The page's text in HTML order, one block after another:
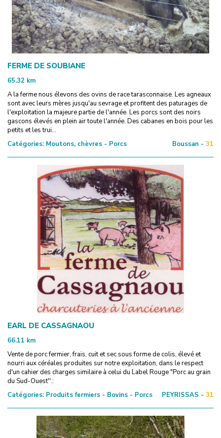
FERME DE SOUBIANE
65.32 km
A la ferme nous élevons des ovins de race tarasconnaise. Les agneaux
sont avec leurs mères jusqu'au sevrage et profitent des paturages de
l'exploitation la majeure partie de l'année. Les porcs sont des noirs
gascons élevés en plein air toute l'année. Des cabanes en bois pour les
petits et les trui...
Catégories: Moutons, chèvres - Porcs Boussan - 31
EARL DE CASSAGNAOU
66.11 km
Vente de porc fermier, frais, cuit et sec sous forme de colis, élevé et
nourri aux céréales produites sur notre exploitation, dans le respect
d'un cahier des charges similaire à celui du Label Rouge "Porc au grain
du Sud-Ouest''.:
Catégories: Produits fermiers - Bovins - Porcs PEYRISSAS - 31